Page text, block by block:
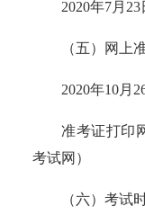
2020年7月
（五）网上
2020年10月
准考证打印
考试网）
（六）考试